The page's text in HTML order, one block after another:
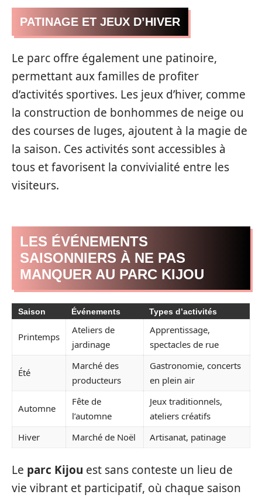
PATINAGE ET JEUX D’HIVER
Le parc offre également une patinoire,
permettant aux familles de profiter
d’activités sportives. Les jeux d’hiver, comme
la construction de bonhommes de neige ou
des courses de luges, ajoutent à la magie de
la saison. Ces activités sont accessibles à
tous et favorisent la convivialité entre les
visiteurs.
LES ÉVÉNEMENTS
SAISONNIERS À NE PAS
MANQUER AU PARC KIJOU
Saison Événements Types d’activités
Printemps
Ateliers de
jardinage
Apprentissage,
spectacles de rue
Été
Marché des
producteurs
Gastronomie, concerts
en plein air
Automne
Fête de
l’automne
Jeux traditionnels,
ateliers créatifs
Hiver
Marché de Noël Artisanat, patinage
Le parc Kijou est sans conteste un lieu de
vie vibrant et participatif, où chaque saison